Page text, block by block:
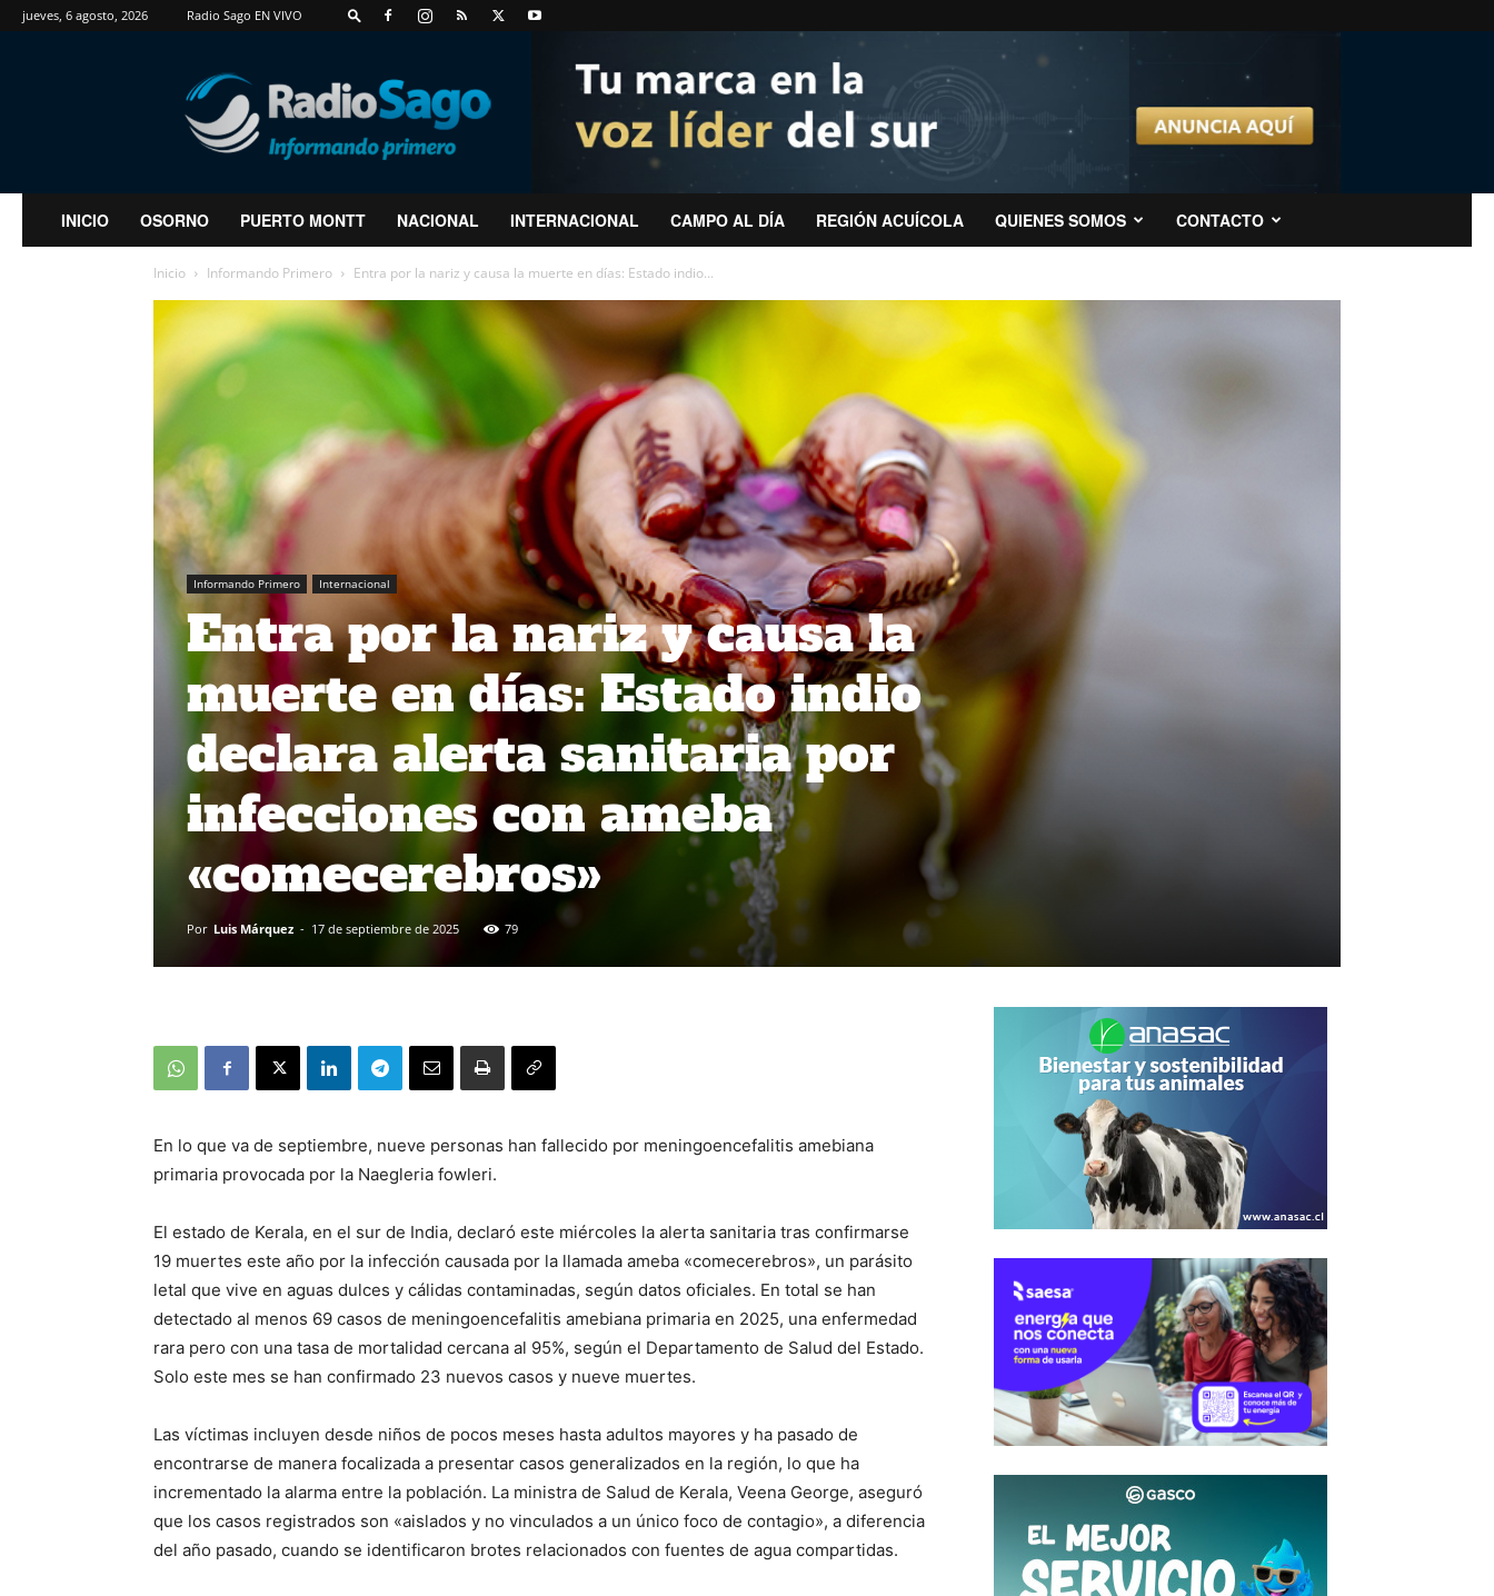
jueves, 6 agosto, 2026 Radio Sago EN VIVO
RadioSago
INICIO OSORNO PUERTO MONTT NACIONAL INTERNACIONAL CAMPO AL DÍA REGIÓN ACUÍCOLA QUIENES SOMOS CONTACTO
Inicio Informando Primero Entra por la nariz y causa la muerte en días: Estado indio...
Informando Primero Internacional
Entra por la nariz y causa la
muerte en días: Estado indio
declara alerta sanitaria por
infecciones con ameba
«comecerebros»
Por Luis Márquez - 17 de septiembre de 2025 79
En lo que va de septiembre, nueve personas han fallecido por meningoencefalitis amebiana
primaria provocada por la Naegleria fowleri.
El estado de Kerala, en el sur de India, declaró este miércoles la alerta sanitaria tras confirmarse
19 muertes este año por la infección causada por la llamada ameba «comecerebros», un parásito
letal que vive en aguas dulces y cálidas contaminadas, según datos oficiales. En total se han
detectado al menos 69 casos de meningoencefalitis amebiana primaria en 2025, una enfermedad
rara pero con una tasa de mortalidad cercana al 95%, según el Departamento de Salud del Estado.
Solo este mes se han confirmado 23 nuevos casos y nueve muertes.
Las víctimas incluyen desde niños de pocos meses hasta adultos mayores y ha pasado de
encontrarse de manera focalizada a presentar casos generalizados en la región, lo que ha
incrementado la alarma entre la población. La ministra de Salud de Kerala, Veena George, aseguró
que los casos registrados son «aislados y no vinculados a un único foco de contagio», a diferencia
del año pasado, cuando se identificaron brotes relacionados con fuentes de agua compartidas.